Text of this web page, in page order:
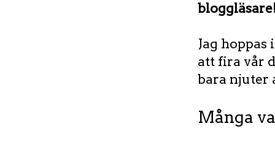
Jag
att fira vår
bara njuter
Många